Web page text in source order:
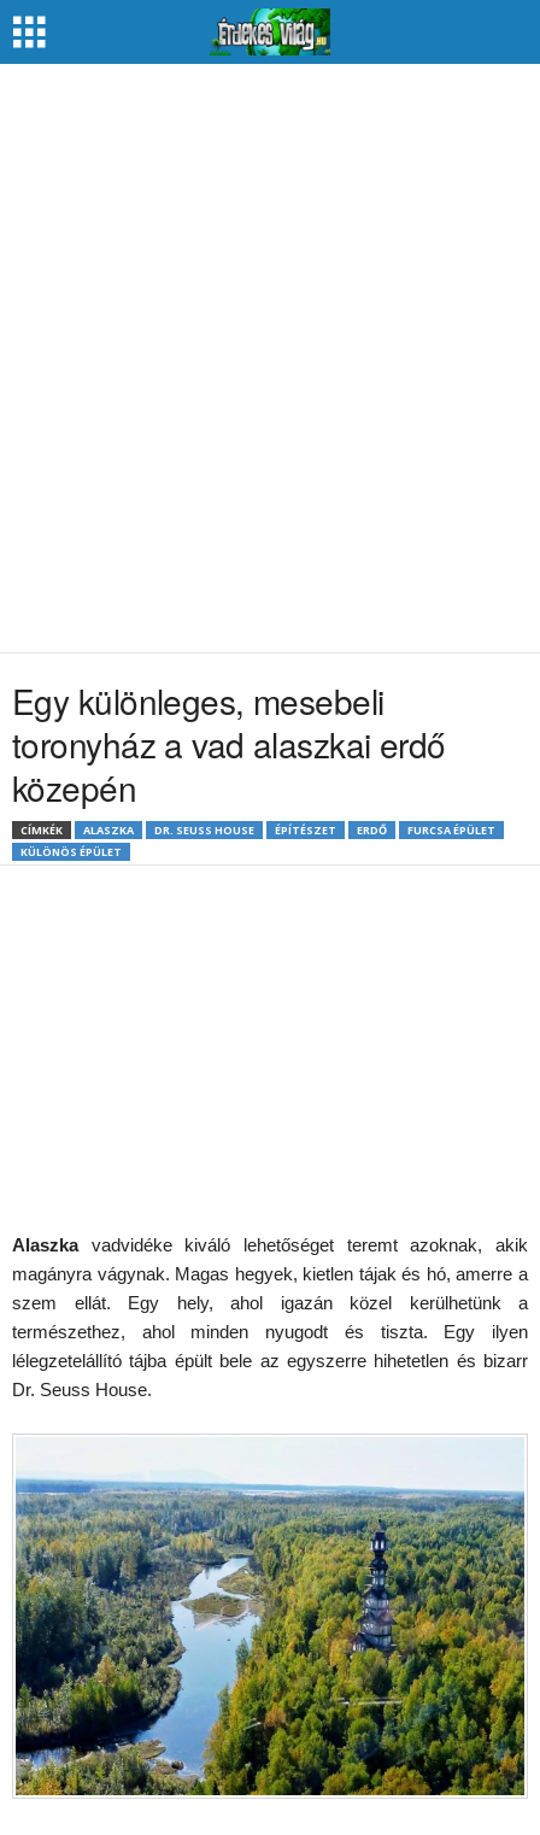
Egy különleges, mesebeli
toronyház a vad alaszkai erdő
közepén
CÍMKÉK ALASZKA DR. SEUSS HOUSE ÉPÍTÉSZET ERDŐ
FURCSA ÉPÜLET
KÜLÖNÖS ÉPÜLET
Alaszkavadvidéke kiváló lehetőséget teremt azoknak, akik
magányra vágynak. Magas hegyek, kietlen tájak és hó, amerre a
szem ellát. Egy hely, ahol igazán közel kerülhetünk a
természethez, ahol minden nyugodt és tiszta. Egy ilyen
lélegzetelállító tájba épült bele az egyszerre hihetetlen és bizarr
Dr. Seuss House.